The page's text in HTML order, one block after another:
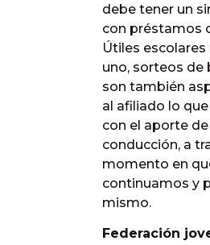
debe tener un
con préstamos
Útiles
uno, sorteos de
son también
al afiliado lo
con el aporte
conducción, a
momento en
continuamos y
mismo.
Federación